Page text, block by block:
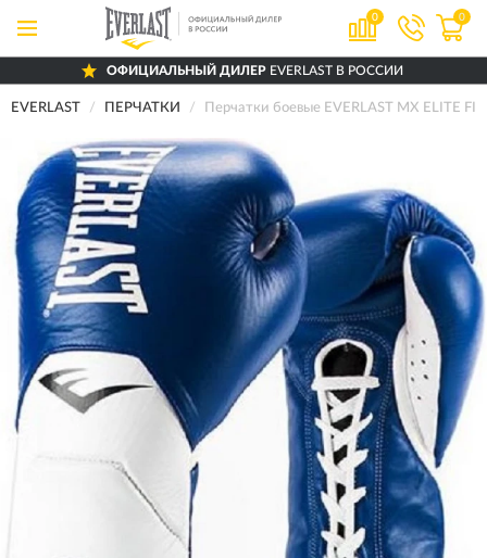
0 0
ОФИЦИАЛЬНЫЙ ДИЛЕР EVERLAST В РОССИИ
EVERLAST ПЕРЧАТКИ Перчатки боевые EVERLAST MX ELITE